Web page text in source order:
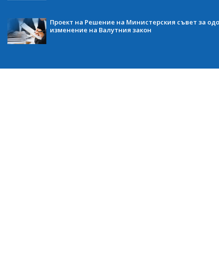
Проект на Решение на Министерския съвет за
изменение на Валутния закон